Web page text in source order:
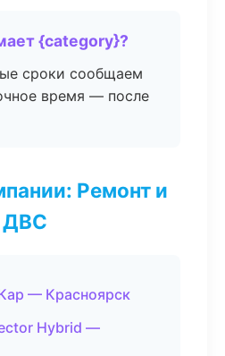
{category}?
сроки сообщаем
время — после
Ремонт и
ДВС
— Красноярск
Hybrid —